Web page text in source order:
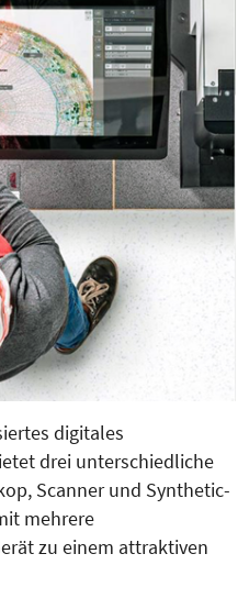
digitales
drei unterschiedliche
Scanner und Synthetic-
mehrere
zu einem attraktiven